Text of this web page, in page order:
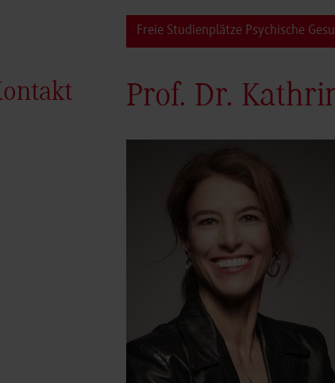
Freie Studienplätze Psychische
Prof. Dr.